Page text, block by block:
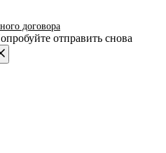
договора
отправить снова